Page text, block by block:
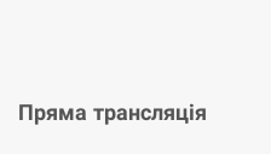
Пряма трансляція